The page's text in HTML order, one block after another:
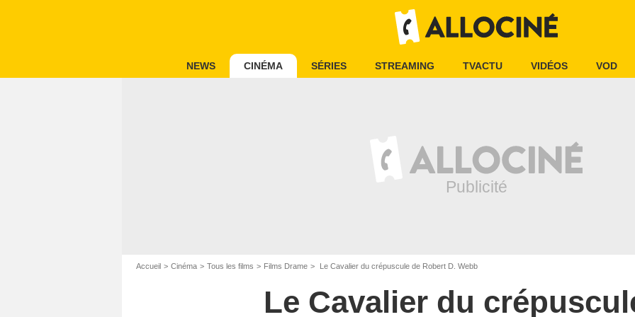
NEWS CINÉMA SÉRIES STREAMING TVACTU VIDÉOS VOD
Accueil Cinéma Tous les films Films Drame Le Cavalier du crépuscule de Robert D. Webb
Le Cavalier du